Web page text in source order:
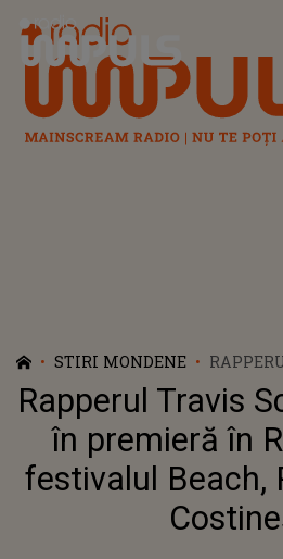
Radio Impuls
STIRI MONDENE
CÂNTA
BEACH,
Rapperul Travis
în premieră în
festivalul Beach,